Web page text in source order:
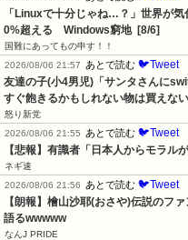
「Linuxで十分じゃね…？」世界が
0%超える　Windows窮地  [8/6]
国難にあってもの申す！！
2026/08/06 21:57
あとで読む 🐦Tweet
友達の子(小4男児)「サンタさんに
すぐ飽きるかもしれない物は買えな
怒り新党
2026/08/06 21:55
あとで読む 🐦Tweet
【悲報】有識者「日本人からモラル
ネギ速
2026/08/06 21:56
あとで読む 🐦Tweet
【朗報】檜山沙耶(おさや)伝説のフ
語るwwwww
なんJ PRIDE